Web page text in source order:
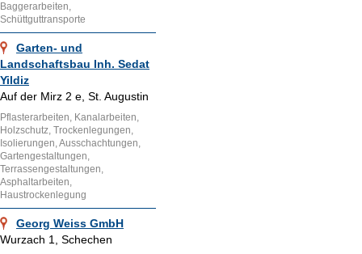
Baggerarbeiten,
Schüttguttransporte
Garten- und
Landschaftsbau Inh. Sedat
Yildiz
Auf der Mirz 2 e, St. Augustin
Pflasterarbeiten, Kanalarbeiten,
Holzschutz, Trockenlegungen,
Isolierungen, Ausschachtungen,
Gartengestaltungen,
Terrassengestaltungen,
Asphaltarbeiten,
Haustrockenlegung
Georg Weiss GmbH
Wurzach 1, Schechen